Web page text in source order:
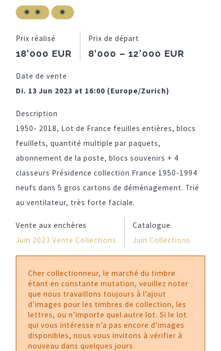
Prix réalisé
18’000 EUR
Prix de départ
8’000 – 12’000 EUR
Date de vente
Di. 13 Jun 2023 at 16:00 (Europe/Zurich)
Description
1950- 2018, Lot de France feuilles entières, blocs
feuillets, quantité multiple par paquets,
abonnement de la poste, blocs souvenirs + 4
classeurs Présidence collection France 1950-1994
neufs dans 5 gros cartons de déménagement. Trié
au ventilateur, très forte faciale.
Vente aux enchères
Juin 2023 Vente Collections
Catalogue
Juin Collections
Cher collectionneur, le marché du timbre
étant en constante mutation, veuillez noter
que nous travaillons toujours à l’ajout
d’images pour les timbres de collection, les
lettres, ou n’importe quel autre lot. Si le lot
qui vous intéresse n’a pas encore d’images
disponibles, nous vous invitons à vérifier à
nouveau dans quelques jours.